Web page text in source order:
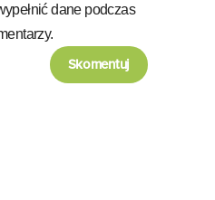
dane podczas